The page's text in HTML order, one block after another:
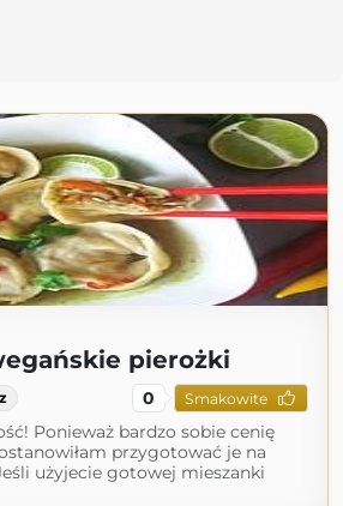
pierożki
0 Smakowite
Ponieważ bardzo sobie cenię
przygotować je na
użyjecie gotowej mieszanki